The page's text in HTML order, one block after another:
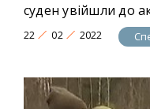
суден увійшли до
22 02 2022